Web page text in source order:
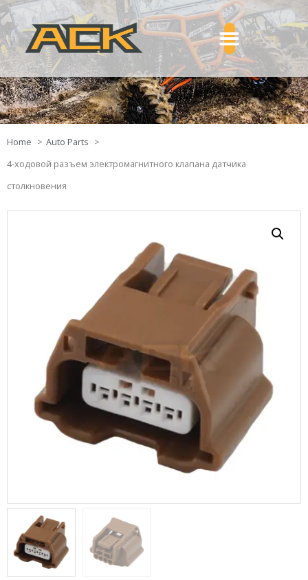
Home
Auto Parts
4-ходовой разъем электромагнитного клапана датчика
столкновения